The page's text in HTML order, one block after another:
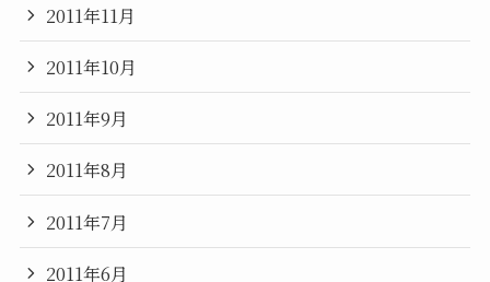
2011年11月
2011年10月
2011年9月
2011年8月
2011年7月
2011年6月